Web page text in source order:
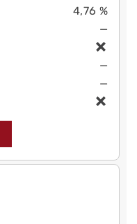
4,76 %
—
—
—